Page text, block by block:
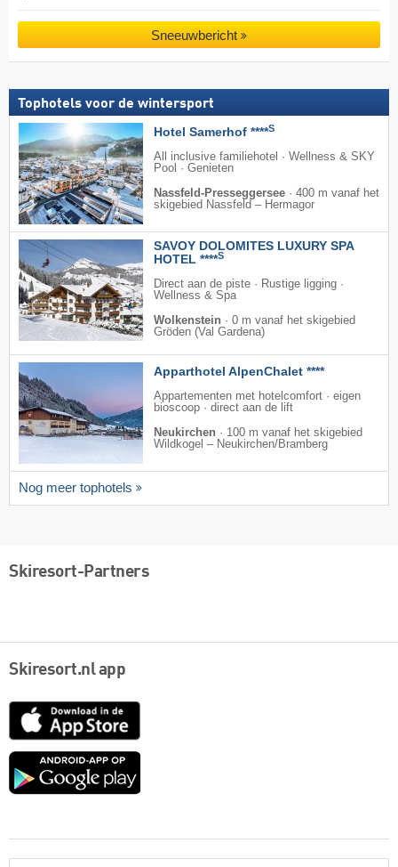
Sneeuwbericht
Tophotels voor de wintersport
Hotel Samerhof ****S
All inclusive familiehotel · Wellness & SKY
Pool · Genieten
Nassfeld-Presseggersee · 400 m vanaf het
skigebied Nassfeld – Hermagor
SAVOY DOLOMITES LUXURY SPA
HOTEL ****S
Direct aan de piste · Rustige ligging ·
Wellness & Spa
Wolkenstein · 0 m vanaf het skigebied
Gröden (Val Gardena)
Apparthotel AlpenChalet ****
Appartementen met hotelcomfort · eigen
bioscoop · direct aan de lift
Neukirchen · 100 m vanaf het skigebied
Wildkogel – Neukirchen/​Bramberg
Nog meer tophotels
Skiresort-Partners
Skiresort.nl app
App
Google